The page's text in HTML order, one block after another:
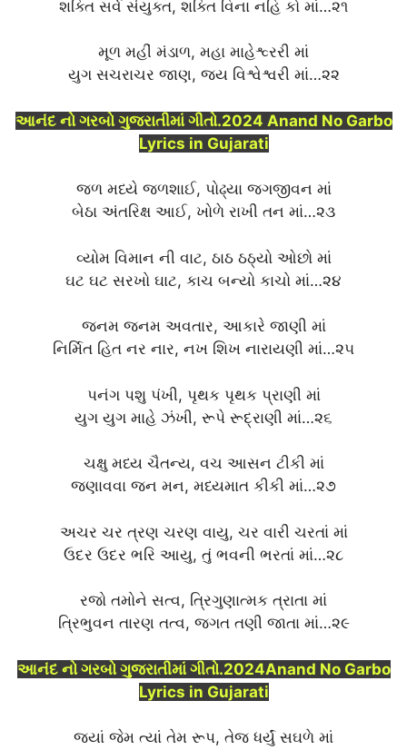
શક્તિ સર્વ સંયુક્ત, શક્તિ વિના નહિ કો માં…૨૧
મૂળ મહીં મંડાળ, મહા માહેશ્વ્રરી માં
યુગ સચરાચર જાણ, જય વિશ્વેશ્વરી માં…૨૨
આનંદ નો ગરબો ગુજરાતીમાં ગીતો.2024 Anand No Garbo
Lyrics in Gujarati
જળ મધ્યે જળશાઈ, પોઢ્યા જગજીવન માં
બેઠા અંતરિક્ષ આઈ, ખોળે રાખી તન માં…૨૩
વ્યોમ વિમાન ની વાટ, ઠાઠ ઠઠ્યો ઓછો માં
ઘટ ઘટ સરખો ઘાટ, કાચ બન્યો કાચો માં…૨૪
જનમ જનમ અવતાર, આકારે જાણી માં
નિર્મિત હિત નર નાર, નખ શિખ નારાયણી માં…૨૫
પનંગ પશુ પંખી, પૃથક પૃથક પ્રાણી માં
યુગ યુગ માહે ઝંખી, રૂપે રૂદ્રાણી માં…૨૬
ચક્ષુ મધ્ય ચૈતન્ય, વચ આસન ટીકી માં
જણાવવા જન મન, મધ્યમાત કીકી માં…૨૭
અચર ચર ત્રણ ચરણ વાયુ, ચર વારી ચરતાં માં
ઉદર ઉદર ભરિ આયુ, તું ભવની ભરતાં માં…૨૮
રજો તમોને સત્વ, ત્રિગુણાત્મક ત્રાતા માં
ત્રિભુવન તારણ તત્વ, જગત તણી જાતા માં…૨૯
આનંદ નો ગરબો ગુજરાતીમાં ગીતો.2024Anand No Garbo
Lyrics in Gujarati
જ્યાં જેમ ત્યાં તેમ રૂપ, તેજ ધર્યું સઘળે માં